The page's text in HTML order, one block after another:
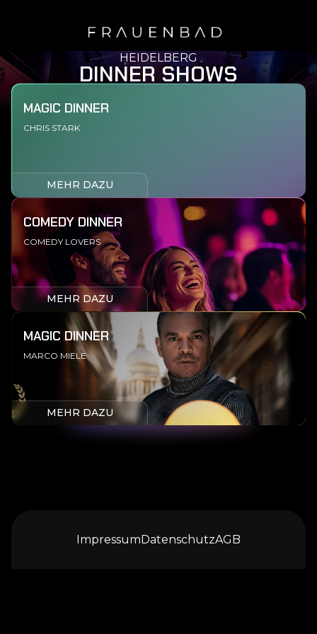
HEIDELBERG
DINNER SHOWS
MAGIC DINNER
CHRIS STARK
MEHR DAZU
COMEDY DINNER
COMEDY LOVERS
MEHR DAZU
MAGIC DINNER
MARCO MIELE
MEHR DAZU
ImpressumDatenschutzAGB